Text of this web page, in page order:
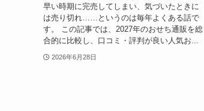
早い時期に完売してしまい、気づいたときに
は売り切れ……というのは毎年よくある話で
す。 この記事では、2027年のおせち通販を総
合的に比較し、口コミ・評判が良い人気お...
2026年6月28日